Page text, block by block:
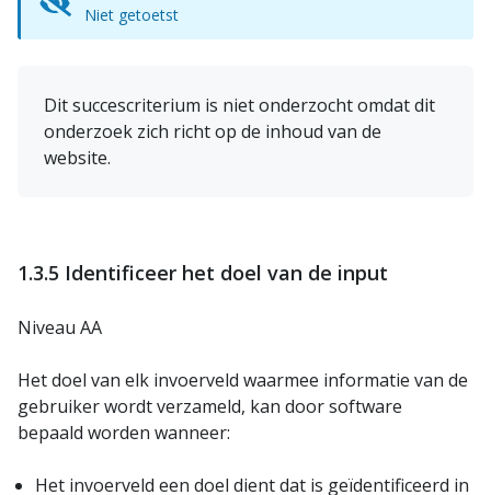
Niet getoetst
Dit succescriterium is niet onderzocht omdat dit
onderzoek zich richt op de inhoud van de
website.
1.3.5 Identificeer het doel van de input
Niveau AA
Het doel van elk invoerveld waarmee informatie van de
gebruiker wordt verzameld, kan door software
bepaald worden wanneer:
Het invoerveld een doel dient dat is geïdentificeerd in